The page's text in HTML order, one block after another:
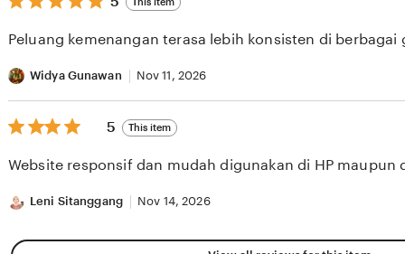
out
5
Peluang kemenangan terasa lebih konsisten di berbagai
Widya Gunawan Nov 11, 2026
5
out
5
5 This item
Website responsif dan mudah digunakan di HP maupun
Leni Sitanggang Nov 14, 2026